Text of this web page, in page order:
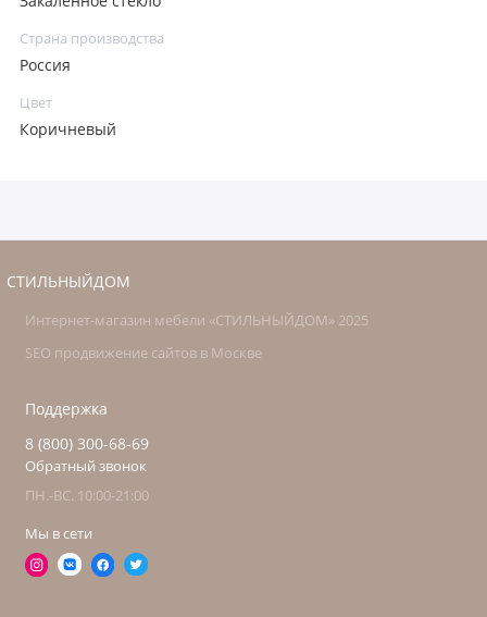
Страна производства
Россия
Цвет
Коричневый
СТИЛЬНЫЙДОМ
Интернет-магазин мебели «СТИЛЬНЫЙДОМ» 2025
SEO продвижение сайтов в Москве
Поддержка
8 (800) 300-68-69
Обратный звонок
ПН.-ВС. 10:00-21:00
Мы в сети